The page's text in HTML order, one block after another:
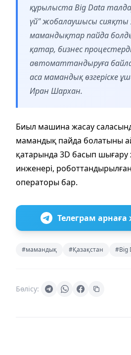
құрылыста Big Data
үй" жобалаушысы
мамандықтар пайда
қатар, бизнес
автоматтандыруға
аса мамандық өзгеріске
Иран Шархан.
Биыл машина жасау
мамандық пайда болатыны
қатарында 3D басып шығару
инженері,
операторы бар.
Телеграм
#мамандық #Қазақстан #Big
Бөлісу: